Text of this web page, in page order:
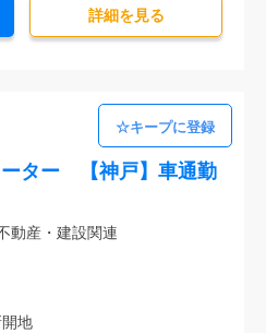
詳細を⾒る
ター 【神戸】車通勤
動産・建設関連
地